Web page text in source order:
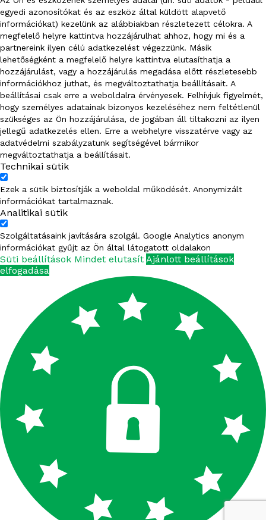
FERTISUN NPK 7-14-21
FERTISUN NPK 7-21-21
FERTISUN NPK 8-6-28
FERTISUN NPK 8-8-34
FERTISUN NPK 8-16-21
FERTISUN 8-25-25
FERTISUN NPK 8-26-24
FERTISUN NPK 8-26-26
FERTISUN NPK 8-36-18
FERTISUN NPK 9-24-24
FERTISUN NPK 10-20-25
FERTISUN NPK 10-21-24
FERTISUN NPK 12-12-17
FERTISUN NPK 12-15-10
FERTISUN NPK 12-20-20
egyedi azonosítókat és az eszköz által küldött alapvető
információkat) kezelünk az alábbiakban részletezett célokra. A
megfelelő helyre kattintva hozzájárulhat ahhoz, hogy mi és a
partnereink ilyen célú adatkezelést végezzünk. Másik
lehetőségként a megfelelő helyre kattintva elutasíthatja a
hozzájárulást, vagy a hozzájárulás megadása előtt részletesebb
információkhoz juthat, és megváltoztathatja beállításait. A
beállításai csak erre a weboldalra érvényesek. Felhívjuk figyelmét,
hogy személyes adatainak bizonyos kezeléséhez nem feltétlenül
szükséges az Ön hozzájárulása, de jogában áll tiltakozni az ilyen
jellegű adatkezelés ellen. Erre a webhelyre visszatérve vagy az
adatvédelmi szabályzatunk segítségével bármikor
megváltoztathatja a beállításait.
Technikai sütik
Ezek a sütik biztosítják a weboldal működését. Anonymizált
információkat tartalmaznak.
Analitikai sütik
Szolgáltatásaink javítására szolgál. Google Analytics anonym
információkat gyűjt az Ön által látogatott oldalakon
Süti beállítások Mindet elutasít Ajánlott beállítások
elfogadása